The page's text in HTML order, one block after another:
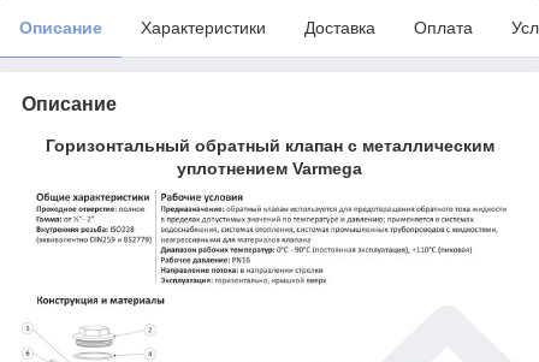
Описание Характеристики Доставка Оплата
Описание
Горизонтальный обратный клапан с металлическим
уплотнением Varmega